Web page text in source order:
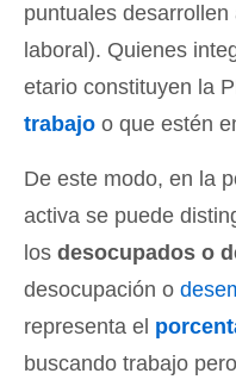
puntuales
laboral). Quienes
etario constituyen la
trabajo o que estén
De este modo, en la
activa se puede
los desocupados o
desocupación o
representa el
buscando trabajo